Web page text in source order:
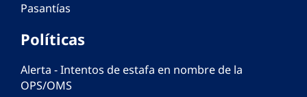
Pasantías
Políticas
Alerta - Intentos de estafa en nombre de la
OPS/OMS